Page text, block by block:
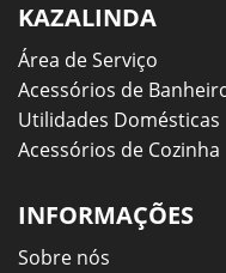
KAZALINDA
Área de Serviço
Acessórios de
Utilidades Domésticas
Acessórios de Cozinha
INFORMAÇÕES
Sobre nós